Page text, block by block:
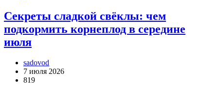
Секреты сладкой свёклы: чем
подкормить корнеплод в середине
июля
sadovod
7 июля 2026
819